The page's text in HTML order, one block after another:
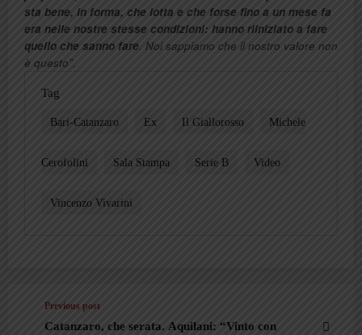
sta bene, in forma, che lotta e che forse fino a un mese fa
era nelle nostre stesse condizioni: hanno riiniziato a fare
quello che sanno fare. Noi sappiamo che il nostro valore non
è questo”.
Tag
Bari-Catanzaro Ex Il Giallorosso Michele
Cerofolini Sala Stampa Serie B Video
Vincenzo Vivarini
Previous post
Catanzaro, che serata. Aquilani: “Vinto con